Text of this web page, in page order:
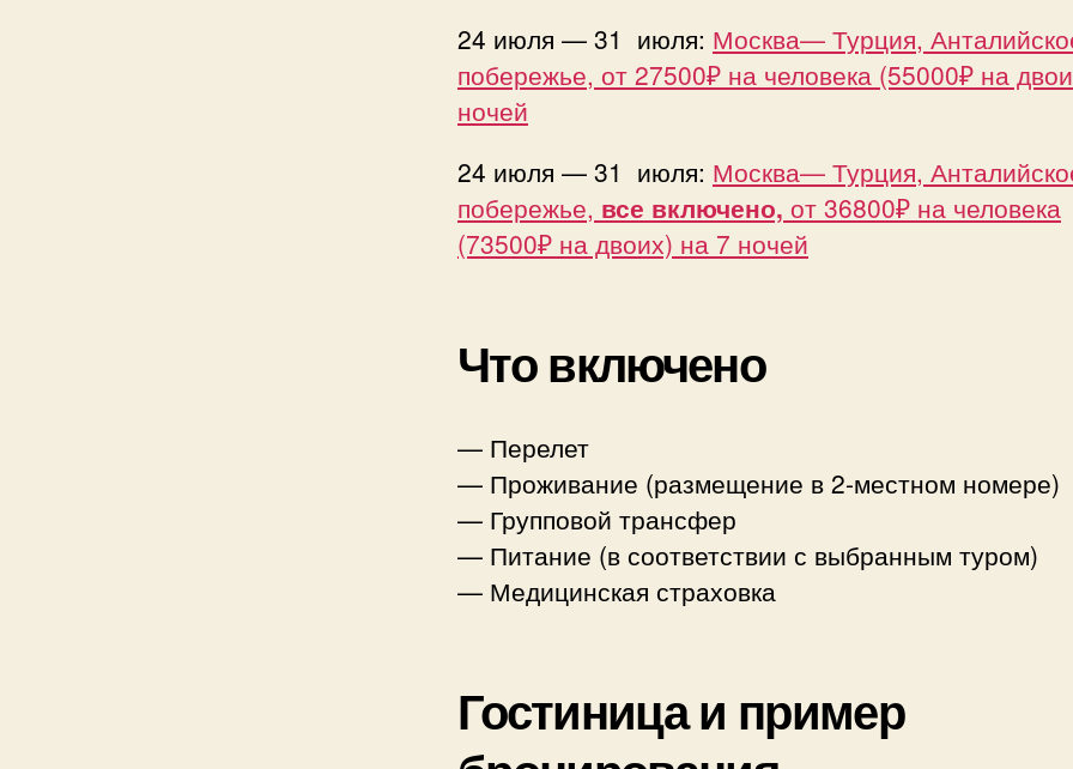
24 июля — 31 июля: Москва— Турция,
побережье, от 27500₽ на человека (55000₽ на
ночей
24 июля — 31 июля: Москва— Турция,
побережье, все включено, от 36800₽ на человека
(73500₽ на двоих) на 7 ночей
Что включено
— Перелет
— Проживание (размещение в 2-местном номере)
— Групповой трансфер
— Питание (в соответствии с выбранным туром)
— Медицинская страховка
Гостиница и пример